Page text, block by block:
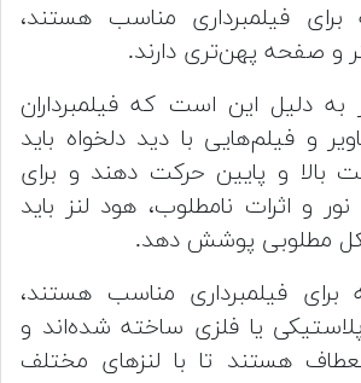
فیلمبرداری مناسب هستند،
و صفحه پهن‌تری دارند.
به دلیل این است که فیلمبرداران
و فیلم‌هایی با دید دلخواه باید
بالا و پایین حرکت دهند و برای
و اثرات نامطلوب، هود لنز باید
شکل مطلوبی پوشش دهد.
برای فیلمبرداری مناسب هستند،
یا فلزی ساخته شده‌اند و
هستند تا با لنز‌های مختلف